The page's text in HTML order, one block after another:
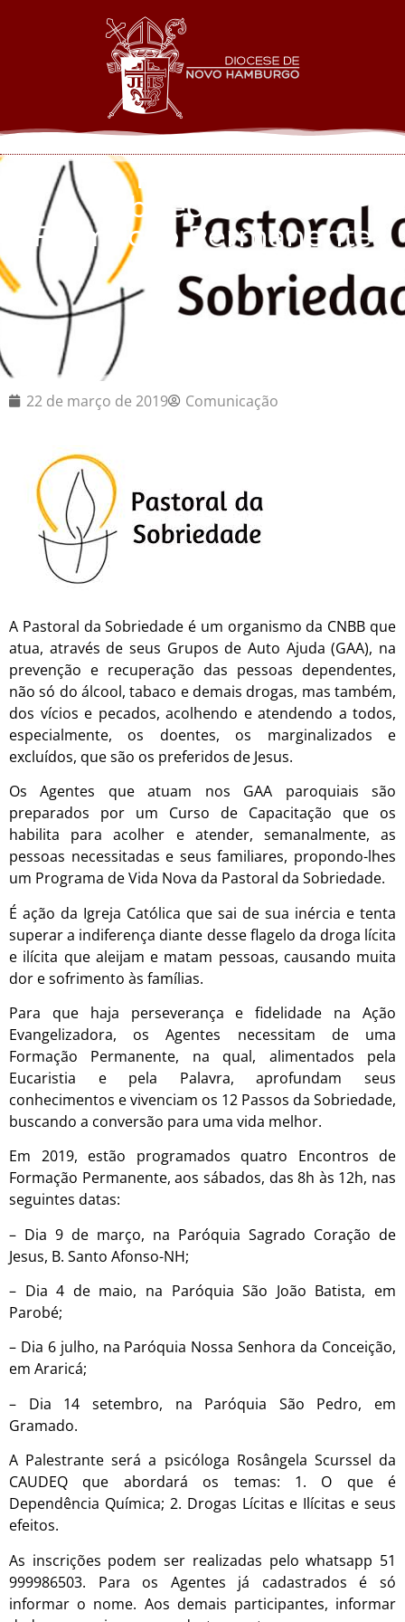
A Pastoral da
Sobriedade e a
Formação Permanente
22 de março de 2019 Comunicação
A Pastoral da Sobriedade é um organismo da CNBB que
atua, através de seus Grupos de Auto Ajuda (GAA), na
prevenção e recuperação das pessoas dependentes,
não só do álcool, tabaco e demais drogas, mas também,
dos vícios e pecados, acolhendo e atendendo a todos,
especialmente, os doentes, os marginalizados e
excluídos, que são os preferidos de Jesus.
Os Agentes que atuam nos GAA paroquiais são
preparados por um Curso de Capacitação que os
habilita para acolher e atender, semanalmente, as
pessoas necessitadas e seus familiares, propondo-lhes
um Programa de Vida Nova da Pastoral da Sobriedade.
É ação da Igreja Católica que sai de sua inércia e tenta
superar a indiferença diante desse flagelo da droga lícita
e ilícita que aleijam e matam pessoas, causando muita
dor e sofrimento às famílias.
Para que haja perseverança e fidelidade na Ação
Evangelizadora, os Agentes necessitam de uma
Formação Permanente, na qual, alimentados pela
Eucaristia e pela Palavra, aprofundam seus
conhecimentos e vivenciam os 12 Passos da Sobriedade,
buscando a conversão para uma vida melhor.
Em 2019, estão programados quatro Encontros de
Formação Permanente, aos sábados, das 8h às 12h, nas
seguintes datas:
– Dia 9 de março, na Paróquia Sagrado Coração de
Jesus, B. Santo Afonso-NH;
– Dia 4 de maio, na Paróquia São João Batista, em
Parobé;
– Dia 6 julho, na Paróquia Nossa Senhora da Conceição,
em Araricá;
– Dia 14 setembro, na Paróquia São Pedro, em
Gramado.
A Palestrante será a psicóloga Rosângela Scurssel da
CAUDEQ que abordará os temas: 1. O que é
Dependência Química; 2. Drogas Lícitas e Ilícitas e seus
efeitos.
As inscrições podem ser realizadas pelo whatsapp 51
999986503. Para os Agentes já cadastrados é só
informar o nome. Aos demais participantes, informar